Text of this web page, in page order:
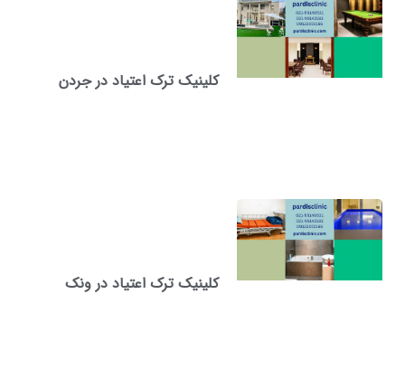
کلینیک ترک اعتیاد در جردن
کلینیک ترک اعتیاد در ونک